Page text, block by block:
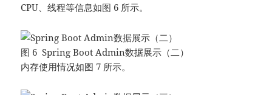
CPU、线程等信息如图 6 所示。
图 6 Spring Boot Admin数据展示（二）
内存使用情况如图 7 所示。